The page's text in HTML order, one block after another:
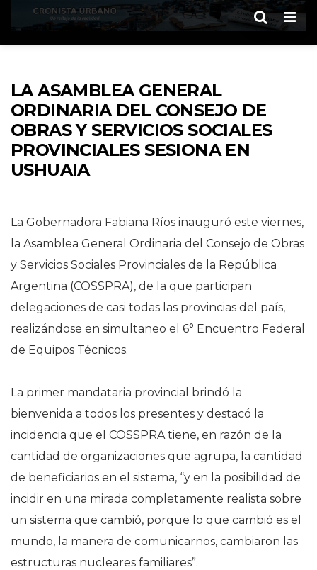
LA ASAMBLEA GENERAL
ORDINARIA DEL CONSEJO DE
OBRAS Y SERVICIOS SOCIALES
PROVINCIALES SESIONA EN
USHUAIA
La Gobernadora Fabiana Ríos inauguró este viernes,
la Asamblea General Ordinaria del Consejo de Obras
y Servicios Sociales Provinciales de la República
Argentina (COSSPRA), de la que participan
delegaciones de casi todas las provincias del país,
realizándose en simultaneo el 6° Encuentro Federal
de Equipos Técnicos.
La primer mandataria provincial brindó la
bienvenida a todos los presentes y destacó la
incidencia que el COSSPRA tiene, en razón de la
cantidad de organizaciones que agrupa, la cantidad
de beneficiarios en el sistema, “y en la posibilidad de
incidir en una mirada completamente realista sobre
un sistema que cambió, porque lo que cambió es el
mundo, la manera de comunicarnos, cambiaron las
estructuras nucleares familiares”.